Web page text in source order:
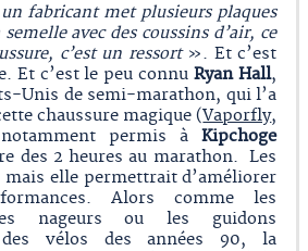
fabricant met plusieurs plaques
avec des coussins d’air, ce
c’est un ressort». Et c’est
Et c’est le peu connuRyan Hall,
Unis de semi-marathon, qui l’a
chaussure magique (Vaporfly,
permis àKipchoge
des 2 heures au marathon. Les
mais elle permettrait d’améliorer
Alors comme les
nageurs ou les guidons
des vélos des années 90, la